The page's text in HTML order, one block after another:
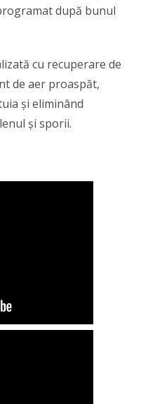
după bunul
cu recuperare de
de aer proaspăt,
şi eliminând
şi sporii.